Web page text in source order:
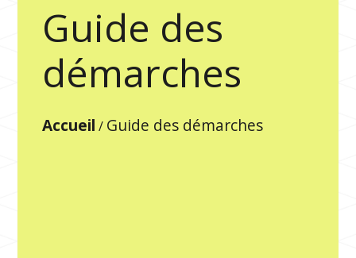
Guide des
démarches
Accueil / Guide des démarches